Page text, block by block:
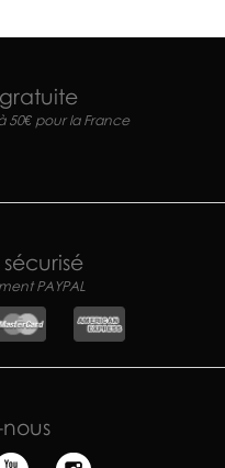
50€ pour la France
PAYPAL